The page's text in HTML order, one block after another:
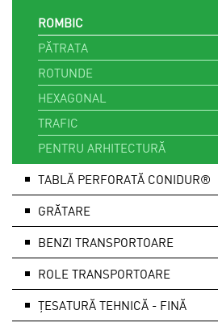
ROMBIC
PĂTRATA
ROTUNDE
HEXAGONAL
TRAFIC
PENTRU ARHITECTURĂ
TABLĂ PERFORATĂ CONIDUR®
GRĂTARE
BENZI TRANSPORTOARE
ROLE TRANSPORTOARE
ȚESATURĂ TEHNICĂ - FINĂ